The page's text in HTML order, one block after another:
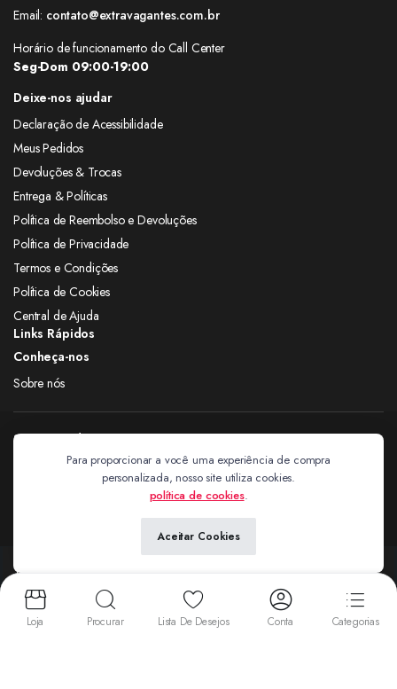
Email: contato@extravagantes.com.br
Horário de funcionamento do Call Center
Seg-Dom 09:00-19:00
Deixe-nos ajudar
Declaração de Acessibilidade
Meus Pedidos
Devoluções & Trocas
Entrega & Políticas
Política de Reembolso e Devoluções
Política de Privacidade
Termos e Condições
Política de Cookies
Central de Ajuda
Links Rápidos
Conheça-nos
Sobre nós
Siga nas redes
Copyright 2024 © Extravagantes. Todos os direitos reservados. by
Aceitamos:
Para proporcionar a você uma experiência de compra
personalizada, nosso site utiliza cookies.
política de cookies.
Aceitar Cookies
Loja Procurar Lista De Desejos Conta Categorias